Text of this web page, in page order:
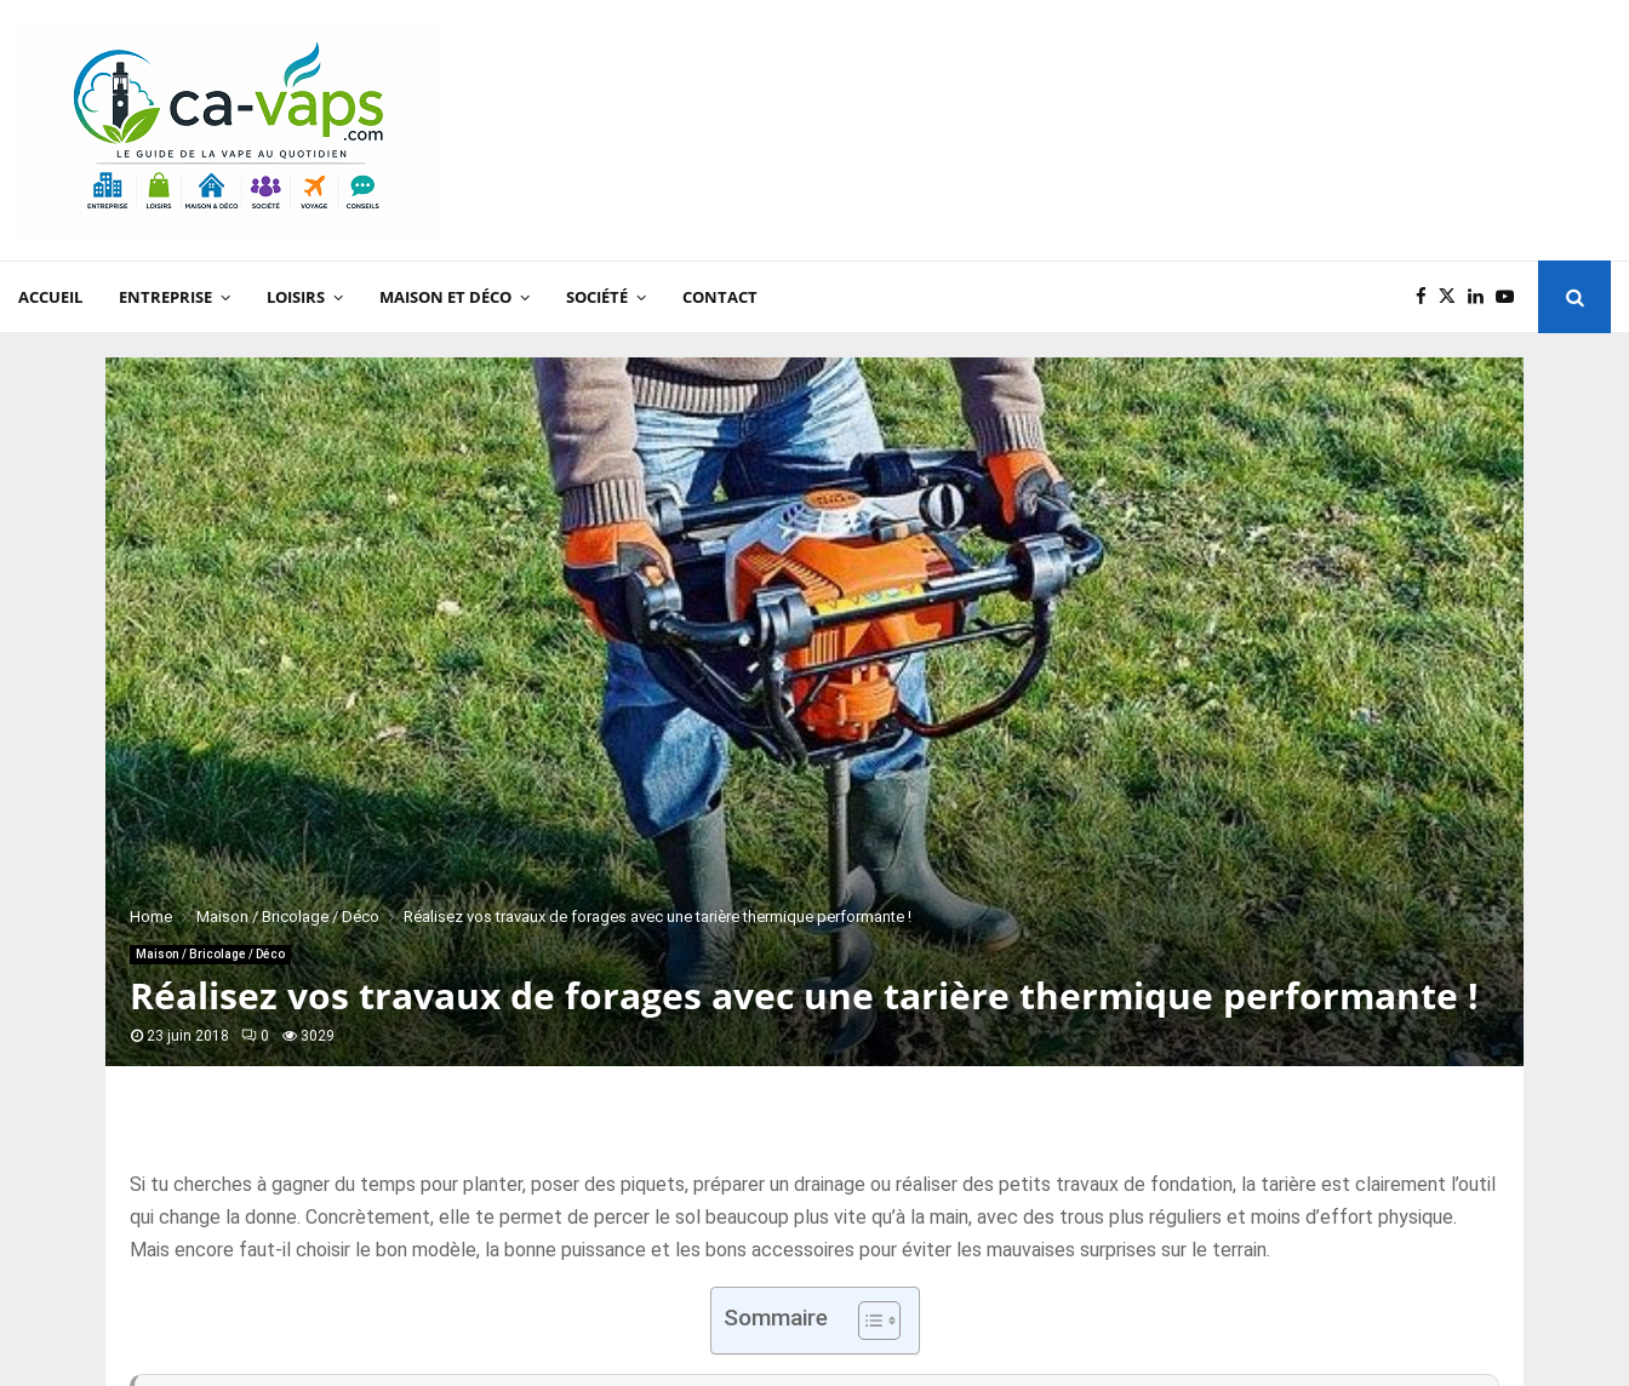
ACCUEIL ENTREPRISE LOISIRS MAISON ET DÉCO SOCIÉTÉ CONTACT
Home Maison / Bricolage / Déco Réalisez vos travaux de forages avec une tarière thermique performante !
Maison / Bricolage / Déco
Réalisez vos travaux de forages avec une tarière thermique performante !
23 juin 2018 0 3029
Si tu cherches à gagner du temps pour planter, poser des piquets, préparer un drainage ou réaliser des petits travaux de fondation, la tarière est clairement l’outil
qui change la donne. Concrètement, elle te permet de percer le sol beaucoup plus vite qu’à la main, avec des trous plus réguliers et moins d’effort physique.
Mais encore faut-il choisir le bon modèle, la bonne puissance et les bons accessoires pour éviter les mauvaises surprises sur le terrain.
Sommaire